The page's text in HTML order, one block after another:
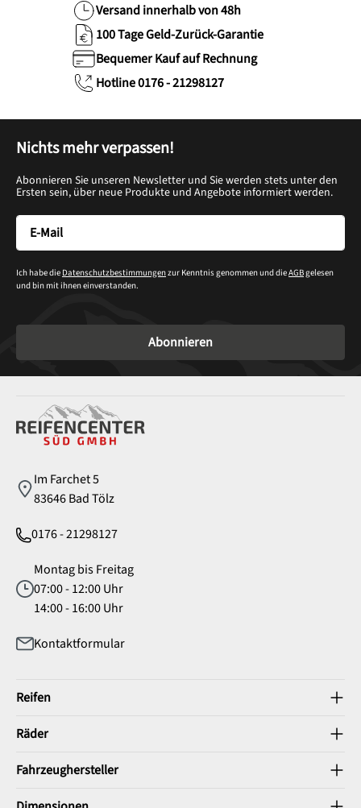
Versand innerhalb von 48h
100 Tage Geld-Zurück-Garantie
Bequemer Kauf auf Rechnung
Hotline 0176 - 21298127
Nichts mehr verpassen!
Abonnieren Sie unseren Newsletter und Sie werden stets unter den
Ersten sein, über neue Produkte und Angebote informiert werden.
Ich habe die Datenschutzbestimmungenzur Kenntnis genommen und dieAGBgelesen
und bin mit ihnen einverstanden.
Abonnieren
Im Farchet 5
83646 Bad Tölz
0176 - 21298127
Montag bis Freitag
07:00 - 12:00 Uhr
14:00 - 16:00 Uhr
Kontaktformular
Reifen
Räder
Fahrzeughersteller